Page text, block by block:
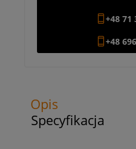
+48 71
+48
Opis
Specyfikacja